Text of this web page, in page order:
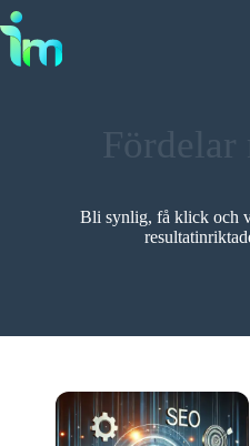
Bli synlig, få klick och